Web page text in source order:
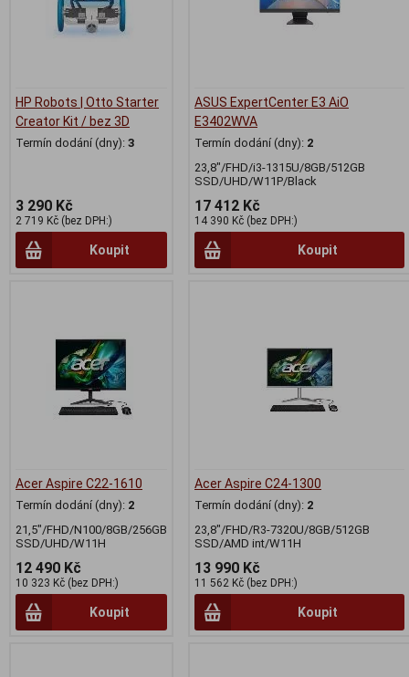
HP Robots | Otto Starter
Creator Kit / bez 3D
Termín dodání (dny): 3
3 290 Kč
2 719 Kč (bez DPH:)
Koupit
ASUS ExpertCenter E3 AiO
E3402WVA
Termín dodání (dny): 2
23,8"/FHD/i3-1315U/8GB/512GB
SSD/UHD/W11P/Black
17 412 Kč
14 390 Kč (bez DPH:)
Koupit
Acer Aspire C22-1610
Termín dodání (dny): 2
21,5"/FHD/N100/8GB/256GB
SSD/UHD/W11H
12 490 Kč
10 323 Kč (bez DPH:)
Koupit
Acer Aspire C24-1300
Termín dodání (dny): 2
23,8"/FHD/R3-7320U/8GB/512GB
SSD/AMD int/W11H
13 990 Kč
11 562 Kč (bez DPH:)
Koupit